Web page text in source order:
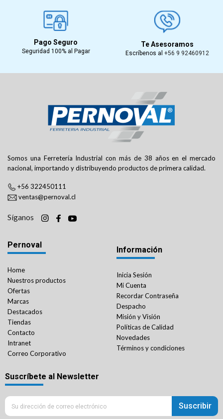
Pago Seguro
Seguridad 100% al Pagar
Te Asesoramos
Escríbenos al +56 9 92460912
Somos una Ferretería Industrial con más de 38 años en el mercado
nacional, importando y distribuyendo productos de primera calidad.
+56 322450111
ventas@pernoval.cl
Síganos
Pernoval
Home
Nuestros productos
Ofertas
Marcas
Destacados
Tiendas
Contacto
Intranet
Correo Corporativo
Información
Inicia Sesión
Mi Cuenta
Recordar Contraseña
Despacho
Misión y Visión
Políticas de Calidad
Novedades
Términos y condiciones
Suscríbete al Newsletter
Suscribir